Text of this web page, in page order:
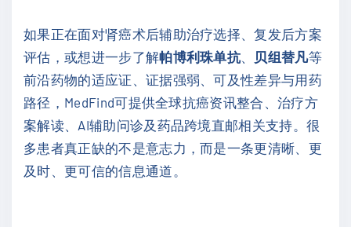
如果正在面对肾癌术后辅助治疗选择、复发后方案
评估，或想进一步了解帕博利珠单抗 贝组替凡等
前沿药物的适应证、证据强弱、可及性差异与用药
路径，MedFind可提供全球抗癌资讯整合、治疗方
案解读、AI辅助问诊及药品跨境直邮相关支持。很
多患者真正缺的不是意志力，而是一条更清晰、更
及时、更可信的信息通道。